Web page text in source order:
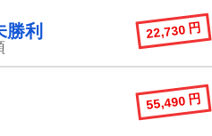
勝利 22,730 円
55,490 円